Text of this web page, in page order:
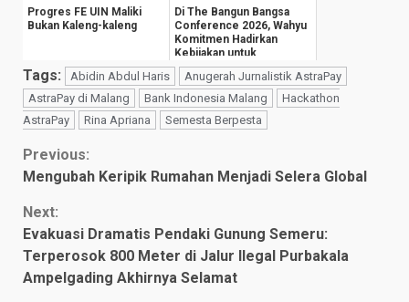
Progres FE UIN Maliki
Bukan Kaleng-kaleng
Di The Bangun Bangsa
Conference 2026, Wahyu
Komitmen Hadirkan
Kebijakan untuk
Kesejahteraan
Masyarak...
Tags: Abidin Abdul Haris
Anugerah Jurnalistik AstraPay
AstraPay di Malang
Bank Indonesia Malang
Hackathon
AstraPay
Rina Apriana Semesta Berpesta
Continue
Previous:
Mengubah Keripik Rumahan Menjadi Selera Global
Next:
Evakuasi Dramatis Pendaki Gunung Semeru:
Terperosok 800 Meter di Jalur Ilegal Purbakala
Ampelgading Akhirnya Selamat